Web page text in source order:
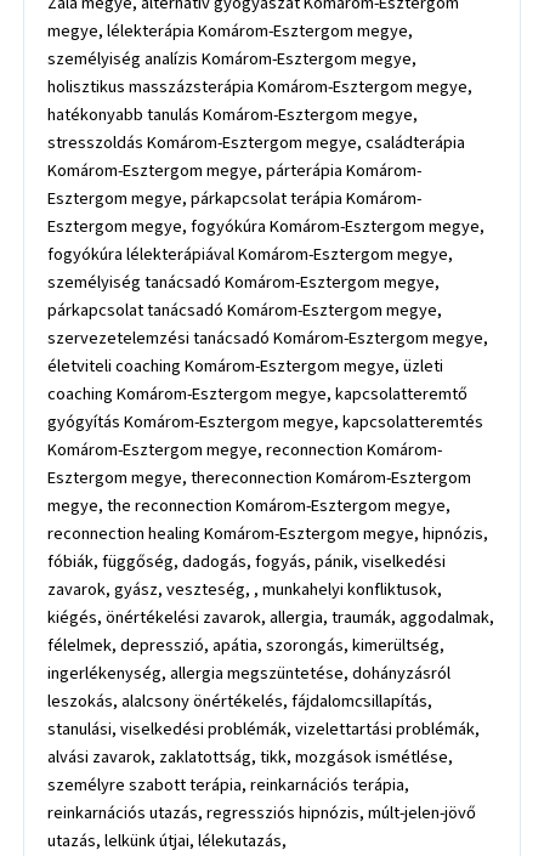
megye, lélekterápia Komárom-Esztergom megye,
személyiség analízis Komárom-Esztergom megye,
holisztikus masszázsterápia Komárom-Esztergom megye,
hatékonyabb tanulás Komárom-Esztergom megye,
stresszoldás Komárom-Esztergom megye, családterápia
Komárom-Esztergom megye, párterápia Komárom-
Esztergom megye, párkapcsolat terápia Komárom-
Esztergom megye, fogyókúra Komárom-Esztergom megye,
fogyókúra lélekterápiával Komárom-Esztergom megye,
személyiség tanácsadó Komárom-Esztergom megye,
párkapcsolat tanácsadó Komárom-Esztergom megye,
szervezetelemzési tanácsadó Komárom-Esztergom megye,
életviteli coaching Komárom-Esztergom megye, üzleti
coaching Komárom-Esztergom megye, kapcsolatteremtő
gyógyítás Komárom-Esztergom megye, kapcsolatteremtés
Komárom-Esztergom megye, reconnection Komárom-
Esztergom megye, thereconnection Komárom-Esztergom
megye, the reconnection Komárom-Esztergom megye,
reconnection healing Komárom-Esztergom megye, hipnózis,
fóbiák, függőség, dadogás, fogyás, pánik, viselkedési
zavarok, gyász, veszteség, , munkahelyi konfliktusok,
kiégés, önértékelési zavarok, allergia, traumák, aggodalmak,
félelmek, depresszió, apátia, szorongás, kimerültség,
ingerlékenység, allergia megszüntetése, dohányzásról
leszokás, alalcsony önértékelés, fájdalomcsillapítás,
stanulási, viselkedési problémák, vizelettartási problémák,
alvási zavarok, zaklatottság, tikk, mozgások ismétlése,
személyre szabott terápia, reinkarnációs terápia,
reinkarnációs utazás, regressziós hipnózis, múlt-jelen-jövő
utazás, lelkünk útjai, lélekutazás,